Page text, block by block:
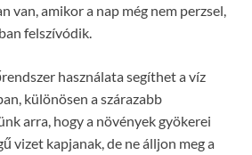
van, amikor a nap még nem perzsel,
felszívódik.
használata segíthet a víz
különösen a szárazabb
arra, hogy a növények gyökerei
vizet kapjanak, de ne álljon meg a